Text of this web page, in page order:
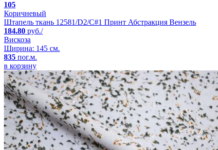
105
Коричневый
Штапель ткань 12581/D2/C#1 Принт Абстракция Вензель
184.80 руб./
Вискоза
Ширина: 145 см.
835 пог.м.
в корзину